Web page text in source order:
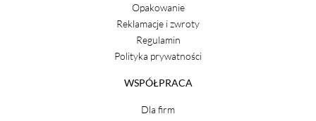
Opakowanie
Reklamacje i zwroty
Regulamin
Polityka prywatności
WSPÓŁPRACA
Dla firm